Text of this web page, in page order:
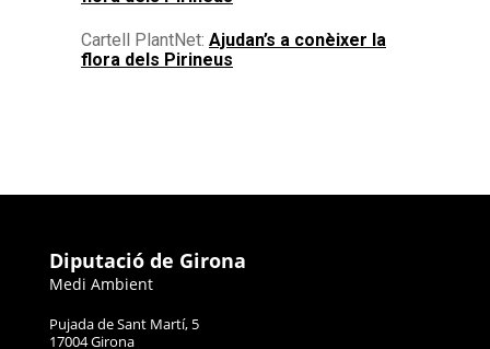
Cartell PlantNet: Ajudan’s a conèixer la
flora dels Pirineus
Diputació de Girona
Medi Ambient
Pujada de Sant Martí, 5
17004 Girona